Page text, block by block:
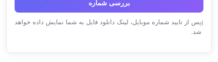
بررسی شماره
ℹ️پس از تایید شماره موبایل، لینک دانلود فایل به شما نمایش داده خواهد
شد.